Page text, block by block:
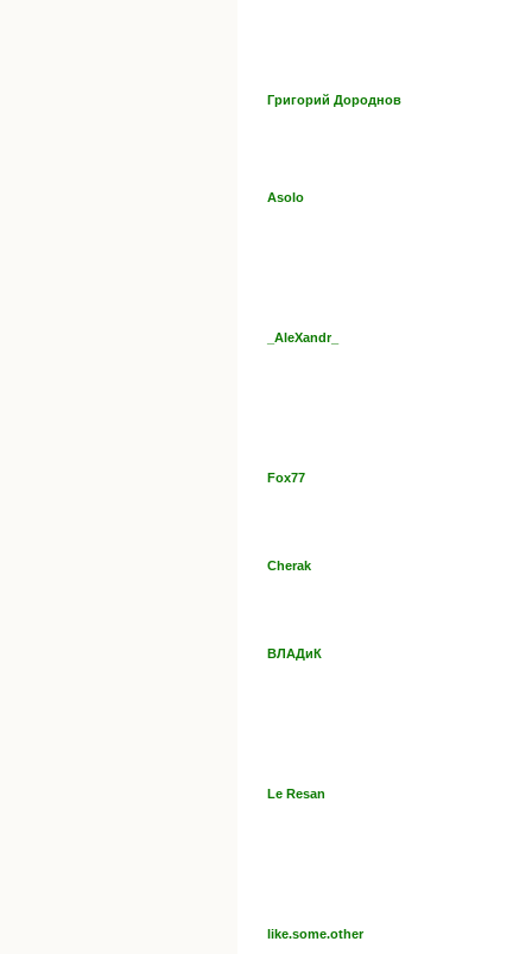
Григорий Дороднов
Asolo
_AleXandr_
Fox77
Cherak
ВЛАДиК
Le Resan
like.some.other